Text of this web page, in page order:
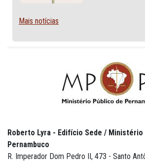
Mais notícias
Roberto Lyra - Edifício Sede / Ministério
Pernambuco
R. Imperador Dom Pedro II, 473 - Santo